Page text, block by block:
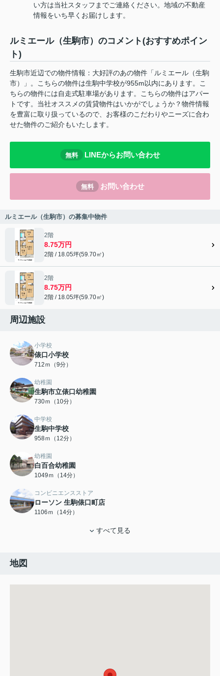
い方は当社スタッフまでご連絡ください。地域の不動産
情報をいち早くお届けします。
ルミエール（生駒市）のコメント(おすすめポイン
ト)
生駒市近辺での物件情報：大好評のあの物件「ルミエール（生駒
市）」。こちらの物件は生駒中学校が955m以内にあります。こ
ちらの物件には自走式駐車場があります。こちらの物件はアパー
トです。当社オススメの賃貸物件はいかがでしょうか？物件情報
を豊富に取り扱っているので、お客様のこだわりやニーズに合わ
せた物件のご紹介もいたします。
無料 LINEからお問い合わせ
無料 お問い合わせ
ルミエール（生駒市）の募集中物件
2階
8.75万円
2階 / 18.05坪(59.70㎡)
2階
8.75万円
2階 / 18.05坪(59.70㎡)
周辺施設
小学校
俵口小学校
712ｍ（9分）
幼稚園
生駒市立俵口幼稚園
730ｍ（10分）
中学校
生駒中学校
958ｍ（12分）
幼稚園
白百合幼稚園
1049ｍ（14分）
コンビニエンスストア
ローソン 生駒俵口町店
1106ｍ（14分）
すべて見る
地図